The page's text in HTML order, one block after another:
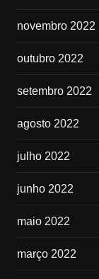
novembro 2022
outubro 2022
setembro 2022
agosto 2022
julho 2022
junho 2022
maio 2022
março 2022